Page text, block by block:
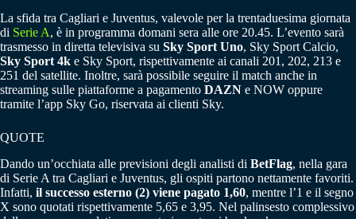
La sfida tra Cagliari e Juventus, valevole per la trentaduesima giornata
di Serie A, è in programma domani sera alle ore 20.45. L’evento sarà
trasmesso in diretta televisiva su Sky Sport Uno, Sky Sport Calcio,
Sky Sport 4k e Sky Sport, rispettivamente ai canali 201, 202, 213 e
251 del satellite. Inoltre, sarà possibile seguire il match anche in
streaming sulle piattaforme a pagamento DAZN e NOW oppure
tramite l’app Sky Go, riservata ai clienti Sky.
QUOTE
Dando un’occhiata alle previsioni degli analisti di BetFlag, nella gara
di Serie A tra Cagliari e Juventus, gli ospiti partono nettamente favoriti.
Infatti, il successo esterno (2) viene pagato 1,60, mentre l’1 e il segno
X sono quotati rispettivamente 5,65 e 3,95. Nel palinsesto complessivo